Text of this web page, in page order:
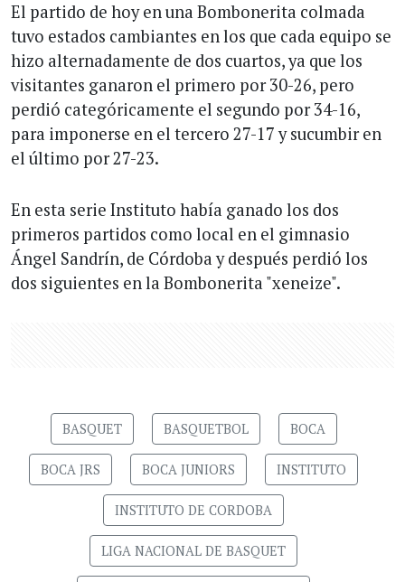
El partido de hoy en una Bombonerita colmada
tuvo estados cambiantes en los que cada equipo se
hizo alternadamente de dos cuartos, ya que los
visitantes ganaron el primero por 30-26, pero
perdió categóricamente el segundo por 34-16,
para imponerse en el tercero 27-17 y sucumbir en
el último por 27-23.
En esta serie Instituto había ganado los dos
primeros partidos como local en el gimnasio
Ángel Sandrín, de Córdoba y después perdió los
dos siguientes en la Bombonerita "xeneize".
BASQUET BASQUETBOL BOCA
BOCA JRS BOCA JUNIORS INSTITUTO
INSTITUTO DE CORDOBA
LIGA NACIONAL DE BASQUET